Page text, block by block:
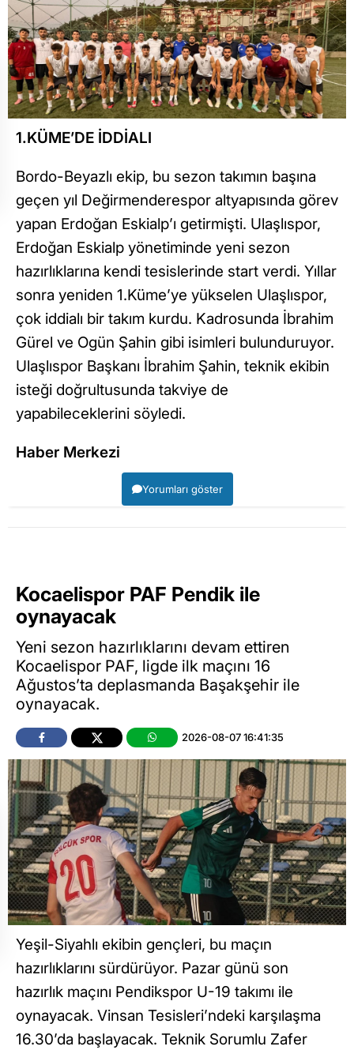
1.KÜME’DE İDDİALI
Bordo-Beyazlı ekip, bu sezon takımın başına
geçen yıl Değirmenderespor altyapısında görev
yapan Erdoğan Eskialp’ı getirmişti. Ulaşlıspor,
Erdoğan Eskialp yönetiminde yeni sezon
hazırlıklarına kendi tesislerinde start verdi. Yıllar
sonra yeniden 1.Küme’ye yükselen Ulaşlıspor,
çok iddialı bir takım kurdu. Kadrosunda İbrahim
Gürel ve Ogün Şahin gibi isimleri bulunduruyor.
Ulaşlıspor Başkanı İbrahim Şahin, teknik ekibin
isteği doğrultusunda takviye de
yapabileceklerini söyledi.
Haber Merkezi
Yorumları göster
Kocaelispor PAF Pendik ile
oynayacak
Yeni sezon hazırlıklarını devam ettiren
Kocaelispor PAF, ligde ilk maçını 16
Ağustos’ta deplasmanda Başakşehir ile
oynayacak.
2026-08-07 16:41:35
Yeşil-Siyahlı ekibin gençleri, bu maçın
hazırlıklarını sürdürüyor. Pazar günü son
hazırlık maçını Pendikspor U-19 takımı ile
oynayacak. Vinsan Tesisleri’ndeki karşılaşma
16.30’da başlayacak. Teknik Sorumlu Zafer